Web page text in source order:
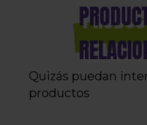
Quizás puedan
productos